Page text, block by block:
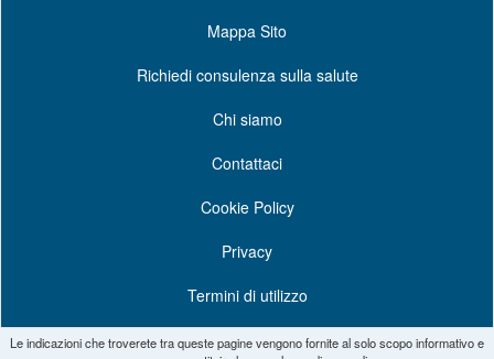
Mappa Sito
Richiedi consulenza sulla salute
Chi siamo
Contattaci
Cookie Policy
Privacy
Termini di utilizzo
Le indicazioni che troverete tra queste pagine vengono fornite al solo scopo informativo e